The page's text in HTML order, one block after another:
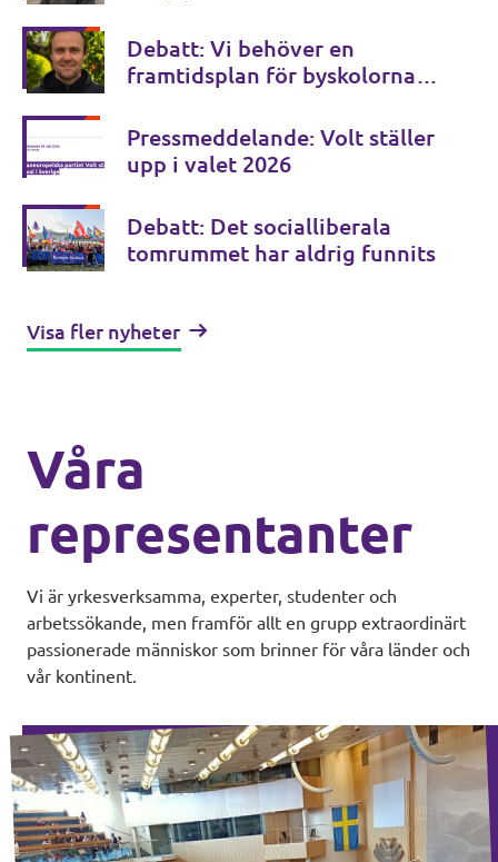
Posten)
Debatt: Vi behöver en
framtidsplan för byskolorna
Pressmeddelande: Volt ställer
upp i valet 2026
Debatt: Det socialliberala
tomrummet har aldrig funnits
Visa fler nyheter
Våra
representanter
Vi är yrkesverksamma, experter, studenter och
arbetssökande, men framför allt en grupp extraordinärt
passionerade människor som brinner för våra länder och
vår kontinent.